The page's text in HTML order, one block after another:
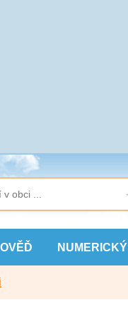
NUMERICKÝ